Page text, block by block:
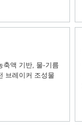
축액 기반, 물-기름
브레이커 조성물